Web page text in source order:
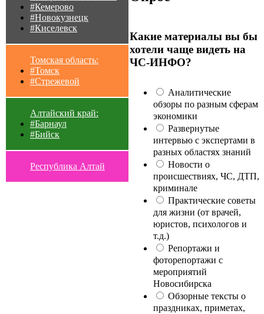
#Кемерово
#Новокузнецк
#Киселевск
Томская область:
#Томск
#Стрежевой
Алтайский край:
#Барнаул
#Бийск
Республика Алтай
Какие материалы вы бы
хотели чаще видеть на
ЧС-ИНФО?
Аналитические
обзоры по разным сферам
экономики
Развернутые
интервью с экспертами в
разных областях знаний
Новости о
происшествиях, ЧС, ДТП,
криминале
Практические советы
для жизни (от врачей,
юристов, психологов и
т.д.)
Репортажи и
фоторепортажи с
мероприятий
Новосибирска
Обзорные тексты о
праздниках, приметах,